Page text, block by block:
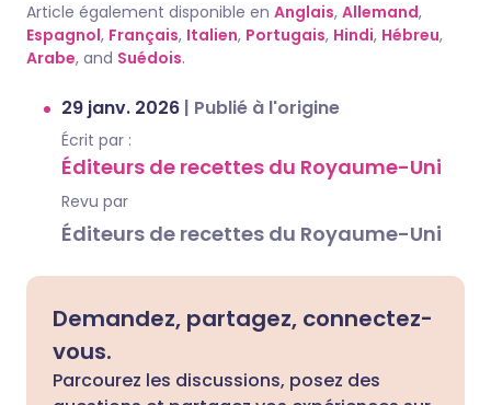
Article également disponible en Anglais, Allemand,
Espagnol, Français, Italien, Portugais, Hindi, Hébreu,
Arabe, and Suédois.
29 janv. 2026 | Publié à l'origine
Écrit par :
Éditeurs de recettes du Royaume-Uni
Revu par
Éditeurs de recettes du Royaume-Uni
Demandez, partagez, connectez-
vous.
Parcourez les discussions, posez des